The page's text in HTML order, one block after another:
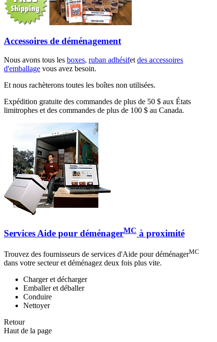
Accessoires de déménagement
Nous avons tous les boxes, ruban adhésifet des accessoires
d'emballage vous avez besoin.
Et nous rachèterons toutes les boîtes non utilisées.
Expédition gratuite des commandes de plus de 50 $ aux États
limitrophes et des commandes de plus de 100 $ au Canada.
Services Aide pour déménagerMC à proximité
Trouvez des fournisseurs de services d'Aide pour déménagerMC
dans votre secteur et déménagez deux fois plus vite.
Charger et décharger
Emballer et déballer
Conduire
Nettoyer
Retour
Haut de la page